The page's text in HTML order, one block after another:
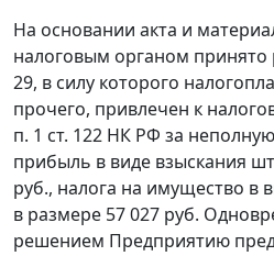
На основании акта и
налоговым органом принято
29, в силу которого
прочего, привлечен к
п. 1 ст. 122 НК РФ за
прибыль в виде взыскания
руб., налога на имущество в
в размере 57 027 руб.
решением Предприятию